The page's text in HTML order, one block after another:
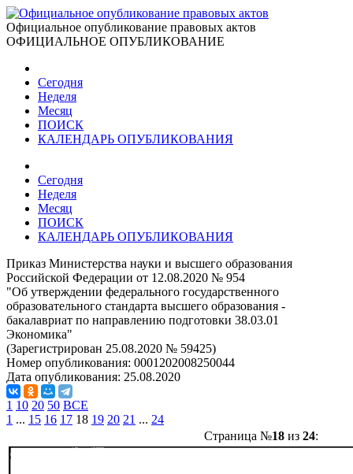
Официальное опубликование правовых актов
ОФИЦИАЛЬНОЕ ОПУБЛИКОВАНИЕ
Сегодня
Неделя
Месяц
ПОИСК
КАЛЕНДАРЬ ОПУБЛИКОВАНИЯ
Сегодня
Неделя
Месяц
ПОИСК
КАЛЕНДАРЬ ОПУБЛИКОВАНИЯ
Приказ Министерства науки и высшего образования
Российской Федерации от 12.08.2020 № 954
"Об утверждении федерального государственного
образовательного стандарта высшего образования -
бакалавриат по направлению подготовки 38.03.01
Экономика"
(Зарегистрирован 25.08.2020 № 59425)
Номер опубликования: 0001202008250044
Дата опубликования: 25.08.2020
1 10 20 50 ВСЕ
1 ... 15 16 17 18 19 20 21 ... 24
Страница №18из 24: